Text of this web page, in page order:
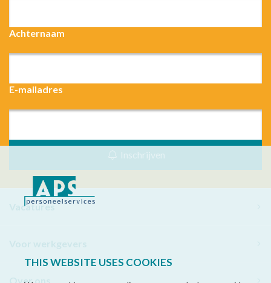
THIS WEBSITE USES COOKIES
Achternaam
E-mailadres
Inschrijven
Vacatures
Over ons